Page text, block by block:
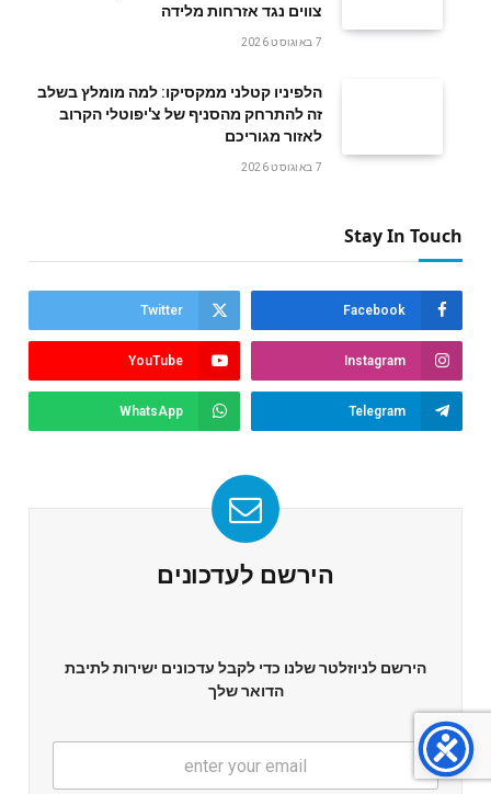
צווים נגד אזרחות מלידה
7 באוגוסט 2026
הלפיניו קטלני ממקסיקו: למה מומלץ בשלב
זה להתרחק מהסניף של צ'יפוטלי הקרוב
לאזור מגוריכם
7 באוגוסט 2026
Stay In Touch
Facebook
Twitter
Instagram
YouTube
Telegram
WhatsApp
הירשם לעדכונים
הירשם לניוזלטר שלנו כדי לקבל עדכונים ישירות לתיבת
הדואר שלך